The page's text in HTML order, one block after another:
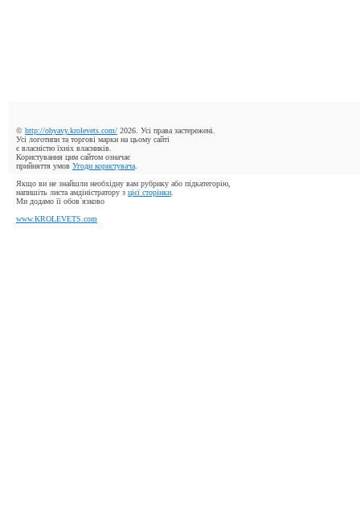
© http://obyavy.krolevets.com/ 2026. Усі права застережені.
Усі логотипи та торгові марки на цьому сайті
є власністю їхніх власників.
Користування цим сайтом означає
прийняття умов Угоди користувача
Якщо ви не знайшли необхідну вам рубрику або підкатегорію,
напишіть листа амдіністратору з цієї сторінки
Ми додамо її обов`язково
www.KROLEVETS.com